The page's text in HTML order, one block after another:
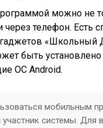
можно не
телефон. Есть
«Школьный
быть установлено
ОС Android.
мобильным
системы. Для